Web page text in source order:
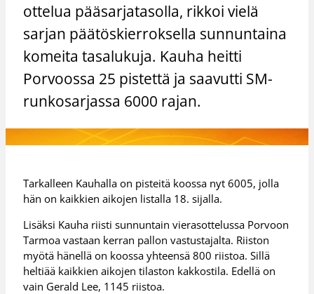
ottelua pääsarjatasolla, rikkoi vielä
sarjan päätöskierroksella sunnuntaina
komeita tasalukuja. Kauha heitti
Porvoossa 25 pistettä ja saavutti SM-
runkosarjassa 6000 rajan.
Tarkalleen Kauhalla on pisteitä koossa nyt 6005, jolla
hän on kaikkien aikojen listalla 18. sijalla.
Lisäksi Kauha riisti sunnuntain vierasottelussa Porvoon
Tarmoa vastaan kerran pallon vastustajalta. Riiston
myötä hänellä on koossa yhteensä 800 riistoa. Sillä
heltiää kaikkien aikojen tilaston kakkostila. Edellä on
vain Gerald Lee, 1145 riistoa.